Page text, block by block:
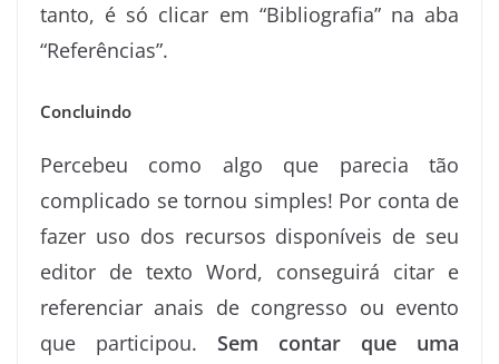
tanto, é só clicar em “Bibliografia” na aba
“Referências”.
Concluindo
Percebeu como algo que parecia tão
complicado se tornou simples! Por conta de
fazer uso dos recursos disponíveis de seu
editor de texto Word, conseguirá citar e
referenciar anais de congresso ou evento
que participou. Sem contar que uma